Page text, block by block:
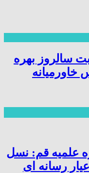
سالروز بهره
خاورمیانه
علمیه قم: نسل
رسانه ای